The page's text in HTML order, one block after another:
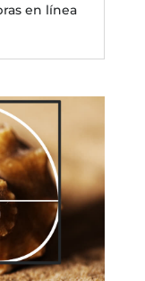
en línea